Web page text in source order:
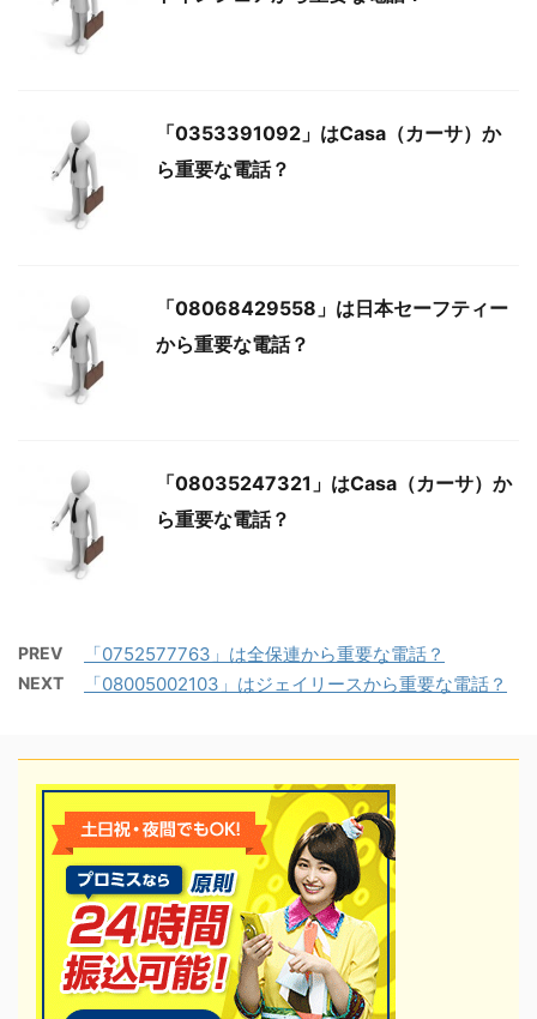
「0353391092」はCasa（カーサ）か
ら重要な電話？
「08068429558」は日本セーフティー
から重要な電話？
「08035247321」はCasa（カーサ）か
ら重要な電話？
PREV 「0752577763」は全保連から重要な電話？
NEXT 「08005002103」はジェイリースから重要な電話？